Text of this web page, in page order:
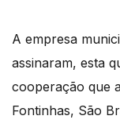
A empresa
assinaram, esta
cooperação que
Fontinhas, São